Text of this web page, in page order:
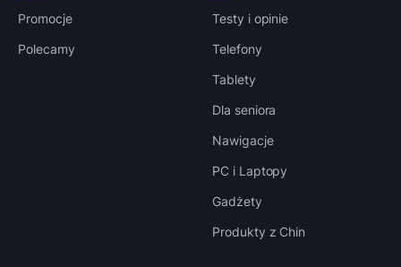
Promocje
Polecamy
Testy i opinie
Telefony
Tablety
Dla seniora
Nawigacje
PC i Laptopy
Gadżety
Produkty z Chin